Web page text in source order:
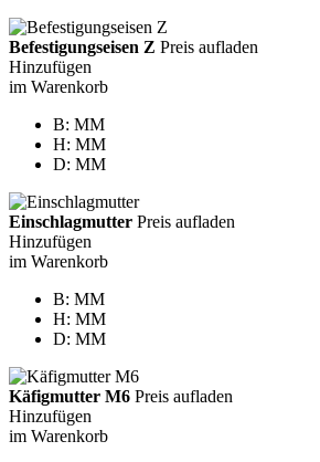
Befestigungseisen Z Preis aufladen
Hinzufügen
im Warenkorb
B: MM
H: MM
D: MM
Einschlagmutter Preis aufladen
Hinzufügen
im Warenkorb
B: MM
H: MM
D: MM
Käfigmutter M6 Preis aufladen
Hinzufügen
im Warenkorb